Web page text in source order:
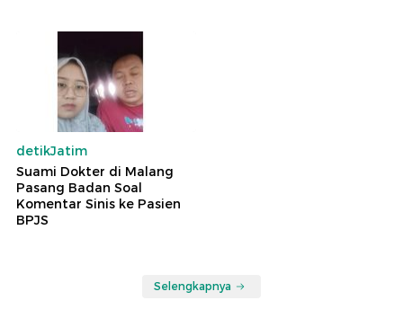
detikJatim
Suami Dokter di Malang
Pasang Badan Soal
Komentar Sinis ke Pasien
BPJS
Selengkapnya